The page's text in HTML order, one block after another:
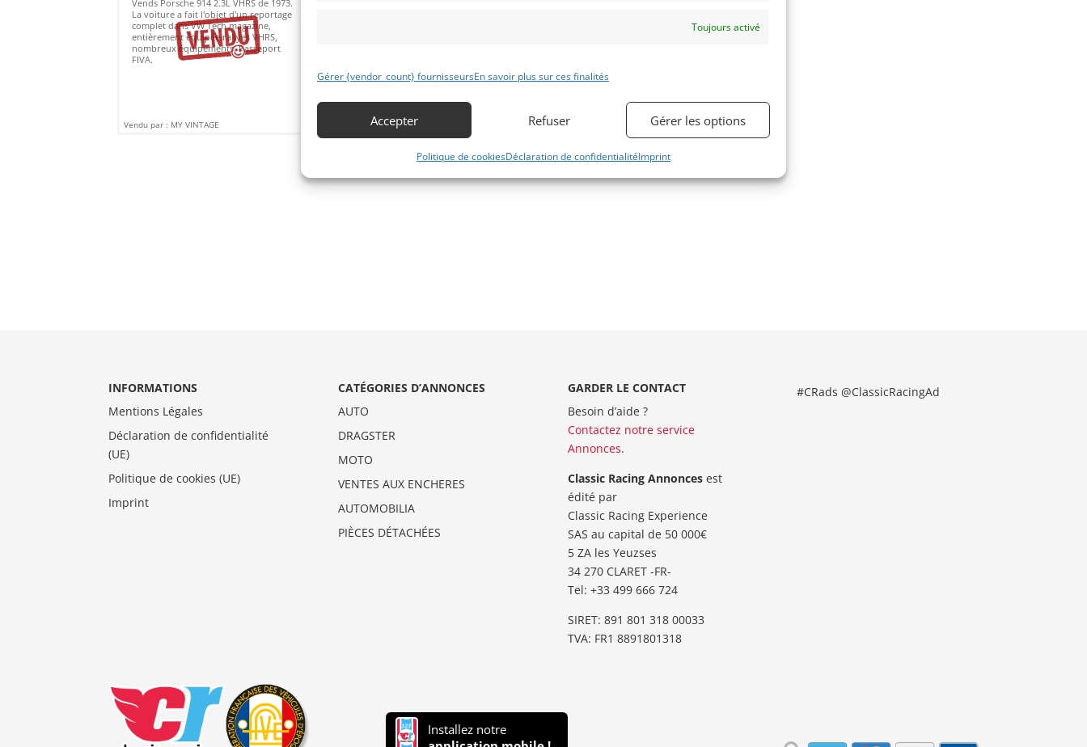
Toujours activé
Gérer {vendor_count} fournisseursEn savoir plus sur ces finalités
Accepter Refuser Gérer les options
Politique de cookiesDéclaration de confidentialitéImprint
Vends Porsche 914 2.3L VHRS de 1973.
La voiture a fait l'objet d'un reportage
complet dans VW Tech magazine,
entièrement équipée rallyes VHRS,
nombreux équipements, Passeport
FIVA.
Vendu par : MY VINTAGE
INFORMATIONS
Mentions Légales
Déclaration de confidentialité
(UE)
Politique de cookies (UE)
Imprint
CATÉGORIES D’ANNONCES
AUTO
DRAGSTER
MOTO
VENTES AUX ENCHERES
AUTOMOBILIA
PIÈCES DÉTACHÉES
GARDER LE CONTACT
Besoin d’aide ?
Contactez notre service
Annonces.
Classic Racing Annoncesest
édité par
Classic Racing Experience
SAS au capital de 50 000€
5 ZA les Yeuzses
34 270 CLARET -FR-
Tel: ‭+33 499 666 724‬
SIRET: 891 801 318 00033
TVA: FR1 8891801318
#CRads @ClassicRacingAd
Installez notre